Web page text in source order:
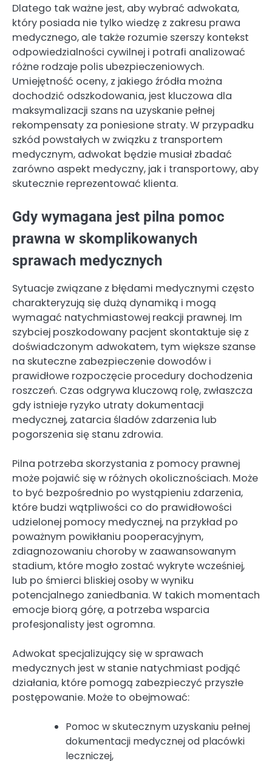
Dlatego tak ważne jest, aby wybrać adwokata,
który posiada nie tylko wiedzę z zakresu prawa
medycznego, ale także rozumie szerszy kontekst
odpowiedzialności cywilnej i potrafi analizować
różne rodzaje polis ubezpieczeniowych.
Umiejętność oceny, z jakiego źródła można
dochodzić odszkodowania, jest kluczowa dla
maksymalizacji szans na uzyskanie pełnej
rekompensaty za poniesione straty. W przypadku
szkód powstałych w związku z transportem
medycznym, adwokat będzie musiał zbadać
zarówno aspekt medyczny, jak i transportowy, aby
skutecznie reprezentować klienta.
Gdy wymagana jest pilna pomoc
prawna w skomplikowanych
sprawach medycznych
Sytuacje związane z błędami medycznymi często
charakteryzują się dużą dynamiką i mogą
wymagać natychmiastowej reakcji prawnej. Im
szybciej poszkodowany pacjent skontaktuje się z
doświadczonym adwokatem, tym większe szanse
na skuteczne zabezpieczenie dowodów i
prawidłowe rozpoczęcie procedury dochodzenia
roszczeń. Czas odgrywa kluczową rolę, zwłaszcza
gdy istnieje ryzyko utraty dokumentacji
medycznej, zatarcia śladów zdarzenia lub
pogorszenia się stanu zdrowia.
Pilna potrzeba skorzystania z pomocy prawnej
może pojawić się w różnych okolicznościach. Może
to być bezpośrednio po wystąpieniu zdarzenia,
które budzi wątpliwości co do prawidłowości
udzielonej pomocy medycznej, na przykład po
poważnym powikłaniu pooperacyjnym,
zdiagnozowaniu choroby w zaawansowanym
stadium, które mogło zostać wykryte wcześniej,
lub po śmierci bliskiej osoby w wyniku
potencjalnego zaniedbania. W takich momentach
emocje biorą górę, a potrzeba wsparcia
profesjonalisty jest ogromna.
Adwokat specjalizujący się w sprawach
medycznych jest w stanie natychmiast podjąć
działania, które pomogą zabezpieczyć przyszłe
postępowanie. Może to obejmować:
Pomoc w skutecznym uzyskaniu pełnej
dokumentacji medycznej od placówki
leczniczej,